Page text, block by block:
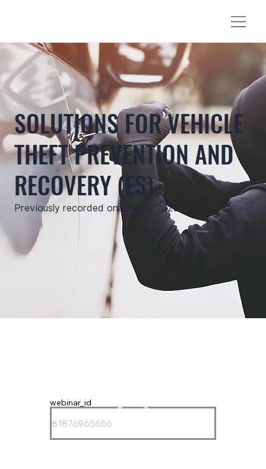
SOLUTIONS FOR VEHICLE
THEFT PREVENTION AND
RECOVERY (ES)
Previously recorded onabril 03, 2025
webinar_id